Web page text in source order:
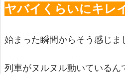
ヤバイくらいにキレ
始まった瞬間からそう感じま
列車がヌルヌル動いている